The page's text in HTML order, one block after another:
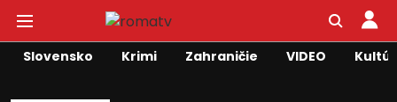
Slovensko Krimi Zahraničie VIDEO